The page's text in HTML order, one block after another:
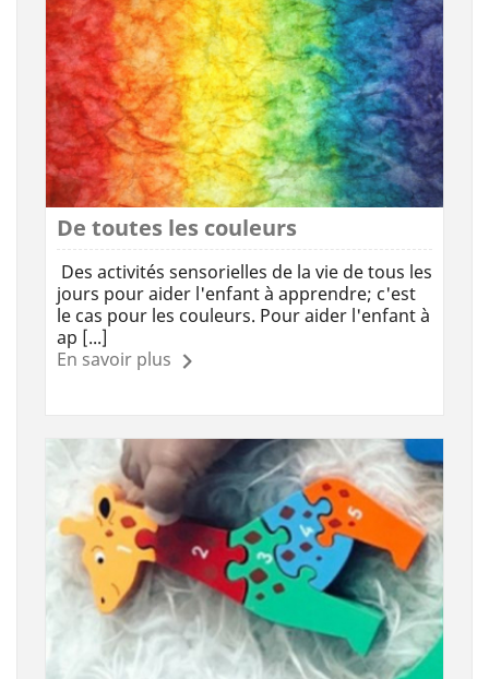
De toutes les couleurs
Des activités sensorielles de la vie de tous les
jours pour aider l'enfant à apprendre; c'est
le cas pour les couleurs. Pour aider l'enfant à
ap [...]
En savoir plus